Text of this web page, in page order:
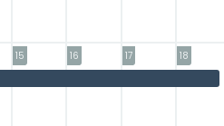
15
16
17
18